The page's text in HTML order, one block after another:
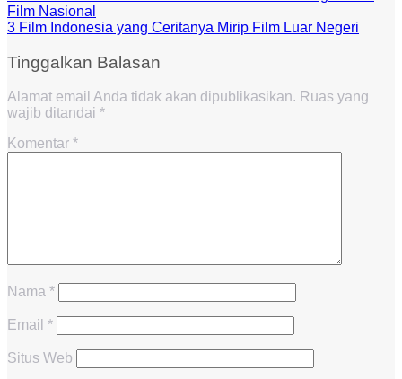
Film Nasional
3 Film Indonesia yang Ceritanya Mirip Film Luar Negeri
Tinggalkan Balasan
Alamat email Anda tidak akan dipublikasikan. Ruas yang
wajib ditandai *
Komentar *
Nama *
Email *
Situs Web